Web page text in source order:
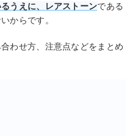
うえに、レアストーンである
からです。
わせ方、注意点などをまとめ